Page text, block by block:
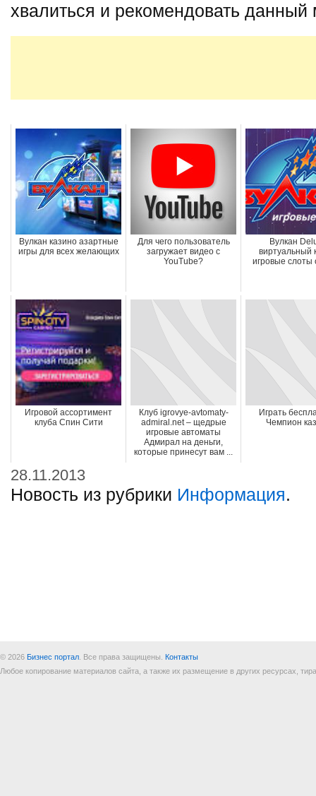
хвалиться и рекомендовать данный
Вулкан казино азартные
игры для всех желающих
Для чего пользователь
загружает видео с
YouTube?
Вулкан
виртуальный
игровые слоты
Игровой ассортимент
клуба Спин Сити
Клуб igrovye-avtomaty-
admiral.net – щедрые
игровые автоматы
Адмирал на деньги,
которые принесут вам ...
Играть
Чемпион
28.11.2013
Новость из рубрики Информация.
© 2026 Бизнес портал . Все права защищены. Контакты
Любое копирование материалов сайта, а также их размещение в других ресурсах,